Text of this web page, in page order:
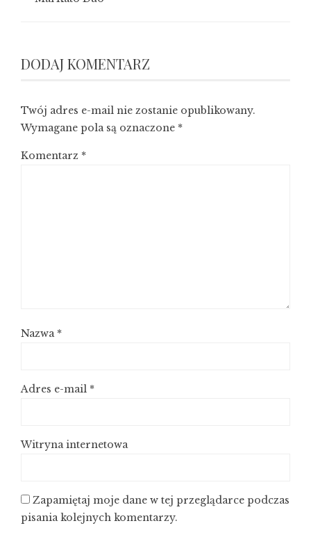
DODAJ KOMENTARZ
Twój adres e-mail nie zostanie opublikowany.
Wymagane pola są oznaczone *
Komentarz *
Nazwa *
Adres e-mail *
Witryna internetowa
Zapamiętaj moje dane w tej przeglądarce podczas
pisania kolejnych komentarzy.